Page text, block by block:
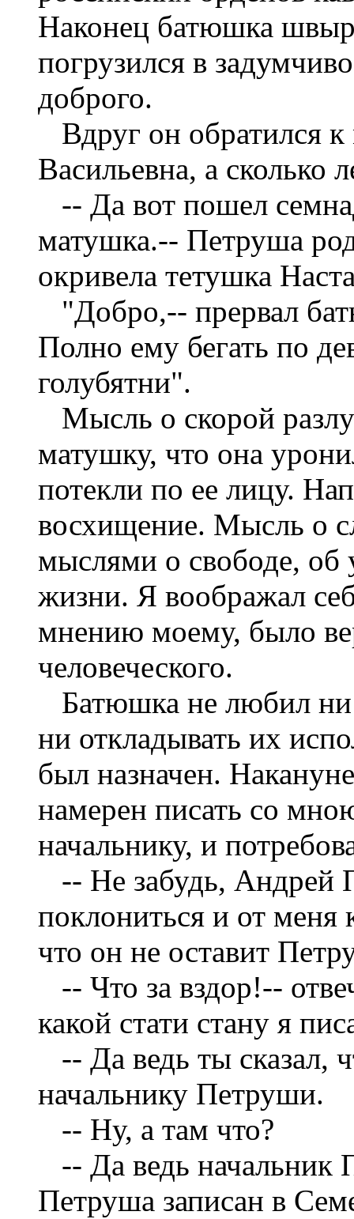
Наконец батюшка
погрузился в
доброго.
Вдруг он обратился
Васильевна, а сколько
-- Да вот пошел
матушка.-- Петруша
окривела тетушка
"Добро,-- прервал
Полно ему бегать по
голубятни".
Мысль о скорой
матушку, что она
потекли по ее лицу.
восхищение. Мысль о
мыслями о свободе, об
жизни. Я воображал
мнению моему, было
человеческого.
Батюшка не любил ни
ни откладывать их
был назначен.
намерен писать со
начальнику, и
-- Не забудь, Андрей
поклониться и от меня
что он не оставит
-- Что за вздор!--
какой стати стану я
-- Да ведь ты сказал,
начальнику Петруши.
-- Ну, а там что?
-- Да ведь начальник
Петруша записан в